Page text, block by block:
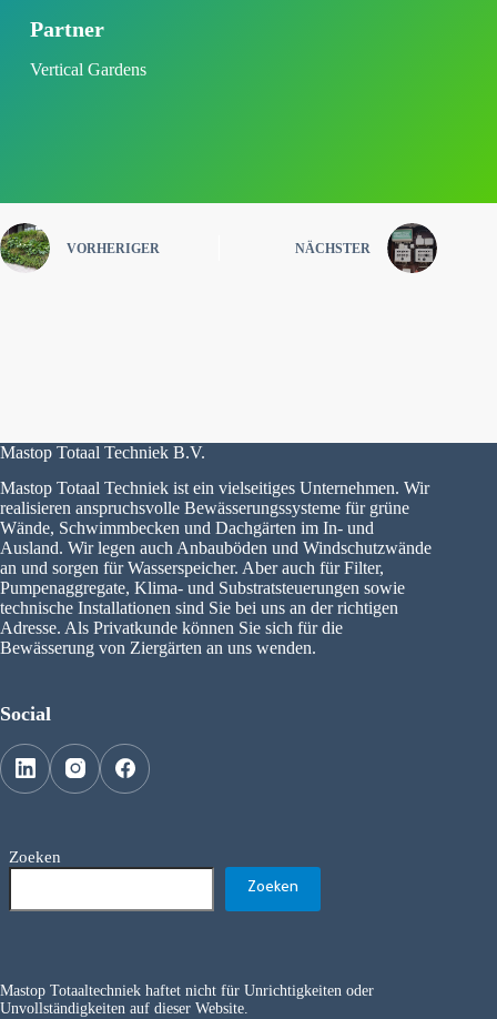
Partner
Vertical Gardens
VORHERIGER NÄCHSTER
Mastop Totaal Techniek B.V.
Mastop Totaal Techniek ist ein vielseitiges Unternehmen. Wir
realisieren anspruchsvolle Bewässerungssysteme für grüne
Wände, Schwimmbecken und Dachgärten im In- und
Ausland. Wir legen auch Anbauböden und Windschutzwände
an und sorgen für Wasserspeicher. Aber auch für Filter,
Pumpenaggregate, Klima- und Substratsteuerungen sowie
technische Installationen sind Sie bei uns an der richtigen
Adresse. Als Privatkunde können Sie sich für die
Bewässerung von Ziergärten an uns wenden.
Social
Zoeken
Zoeken
Mastop Totaaltechniek haftet nicht für Unrichtigkeiten oder
Unvollständigkeiten auf dieser Website.